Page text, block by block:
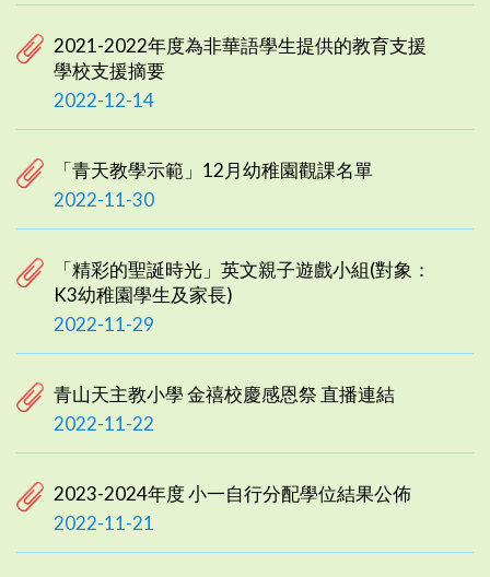
2021-2022年度為非華語學生提供的教育支援
學校支援摘要
2022-12-14
「青天教學示範」12月幼稚園觀課名單
2022-11-30
「精彩的聖誕時光」英文親子遊戲小組(對象：
K3幼稚園學生及家長)
2022-11-29
青山天主教小學 金禧校慶感恩祭 直播連結
2022-11-22
2023-2024年度 小一自行分配學位結果公佈
2022-11-21